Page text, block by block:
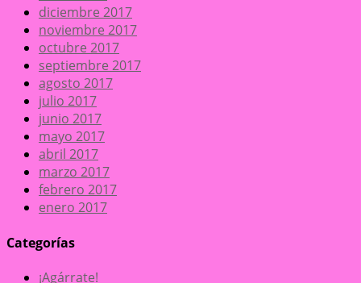
diciembre 2017
noviembre 2017
octubre 2017
septiembre 2017
agosto 2017
julio 2017
junio 2017
mayo 2017
abril 2017
marzo 2017
febrero 2017
enero 2017
Categorías
¡Agárrate!